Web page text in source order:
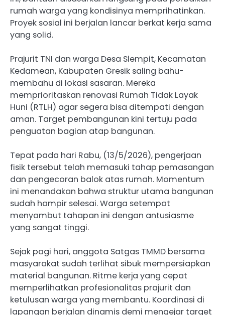
rumah warga yang kondisinya memprihatinkan.
Proyek sosial ini berjalan lancar berkat kerja sama
yang solid.
Prajurit TNI dan warga Desa Slempit, Kecamatan
Kedamean, Kabupaten Gresik saling bahu-
membahu di lokasi sasaran. Mereka
memprioritaskan renovasi Rumah Tidak Layak
Huni (RTLH) agar segera bisa ditempati dengan
aman. Target pembangunan kini tertuju pada
penguatan bagian atap bangunan.
Tepat pada hari Rabu, (13/5/2026), pengerjaan
fisik tersebut telah memasuki tahap pemasangan
dan pengecoran balok atas rumah. Momentum
ini menandakan bahwa struktur utama bangunan
sudah hampir selesai. Warga setempat
menyambut tahapan ini dengan antusiasme
yang sangat tinggi.
Sejak pagi hari, anggota Satgas TMMD bersama
masyarakat sudah terlihat sibuk mempersiapkan
material bangunan. Ritme kerja yang cepat
memperlihatkan profesionalitas prajurit dan
ketulusan warga yang membantu. Koordinasi di
lapangan berjalan dinamis demi mengejar target